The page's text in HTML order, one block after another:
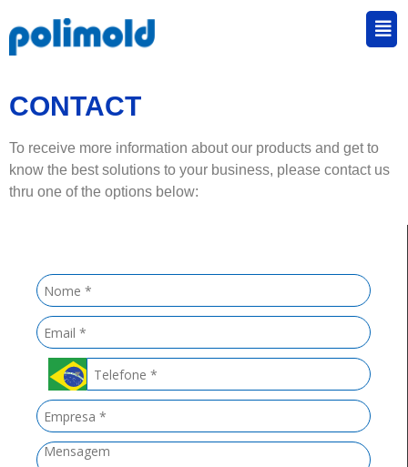
CONTACT
To receive more information about our products and get to
know the best solutions to your business, please contact us
thru one of the options below: